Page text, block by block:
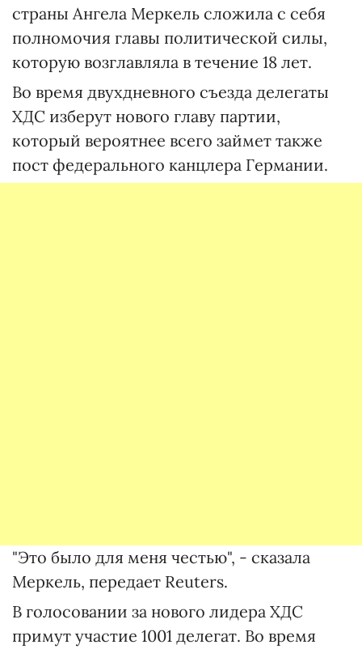
страны Ангела Меркель сложила с себя
полномочия главы политической силы,
которую возглавляла в течение 18 лет.
Во время двухдневного съезда делегаты
ХДС изберут нового главу партии,
который вероятнее всего займет также
пост федерального канцлера Германии.
"Это было для меня честью", - сказала
Меркель, передает Reuters.
В голосовании за нового лидера ХДС
примут участие 1001 делегат. Во время